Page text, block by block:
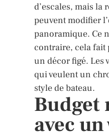
d’escales, mais
peuvent modifier
panoramique. Ce
contraire, cela fait
un décor figé. Les
qui veulent un
style de bateau.
Budget
avec